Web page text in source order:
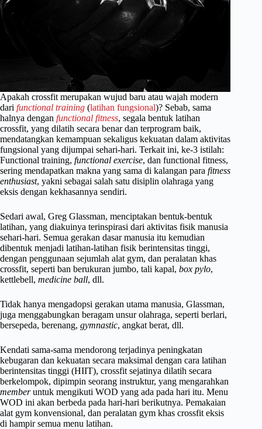
Apakah crossfit merupakan wujud baru atau wajah modern
dari functional training (latihan fungsional)? Sebab, sama
halnya dengan functional fitness, segala bentuk latihan
crossfit, yang dilatih secara benar dan terprogram baik,
mendatangkan kemampuan sekaligus kekuatan dalam aktivitas
fungsional yang dijumpai sehari-hari. Terkait ini, ke-3 istilah:
Functional training, functional exercise, dan functional fitness,
sering mendapatkan makna yang sama di kalangan para fitness
enthusiast, yakni sebagai salah satu disiplin olahraga yang
eksis dengan kekhasannya sendiri.
Sedari awal, Greg Glassman, menciptakan bentuk-bentuk
latihan, yang diakuinya terinspirasi dari aktivitas fisik manusia
sehari-hari. Semua gerakan dasar manusia itu kemudian
dibentuk menjadi latihan-latihan fisik berintensitas tinggi,
dengan penggunaan sejumlah alat gym, dan peralatan khas
crossfit, seperti ban berukuran jumbo, tali kapal, box pylo,
kettlebell, medicine ball, dll.
Tidak hanya mengadopsi gerakan utama manusia, Glassman,
juga menggabungkan beragam unsur olahraga, seperti berlari,
bersepeda, berenang, gymnastic, angkat berat, dll.
Kendati sama-sama mendorong terjadinya peningkatan
kebugaran dan kekuatan secara maksimal dengan cara latihan
berintensitas tinggi (HIIT), crossfit sejatinya dilatih secara
berkelompok, dipimpin seorang instruktur, yang mengarahkan
memberuntuk mengikuti WOD yang ada pada hari itu. Menu
WOD ini akan berbeda pada hari-hari berikutnya. Pemakaian
alat gym konvensional, dan peralatan gym khas crossfit eksis
di hampir semua menu latihan.